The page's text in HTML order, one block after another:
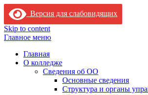
Версия для слабовидящих
Skip to content
Главное меню
Главная
О колледже
Сведения об ОО
Основные сведения
Структура и органы